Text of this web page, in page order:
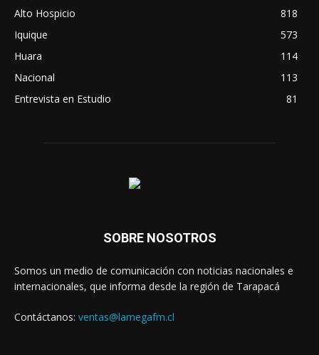
Alto Hospicio
818
Iquique
573
Huara
114
Nacional
113
Entrevista en Estudio
81
SOBRE NOSOTROS
Somos un medio de comunicación con noticias nacionales e
internacionales, que informa desde la región de Tarapacá
Contáctanos: ventas@lamegafm.cl